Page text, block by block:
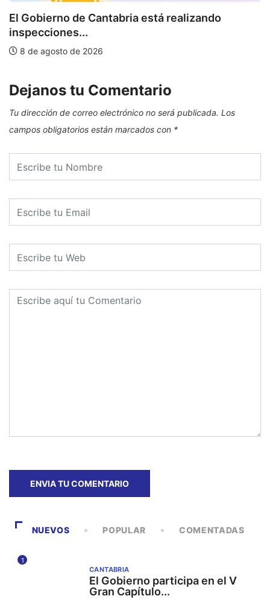
El Gobierno de Cantabria está realizando
inspecciones...
8 de agosto de 2026
Dejanos tu Comentario
Tu dirección de correo electrónico no será publicada. Los
campos obligatorios están marcados con *
NUEVOS POPULAR COMENTADAS
1
CANTABRIA
El Gobierno participa en el V
Gran Capítulo...